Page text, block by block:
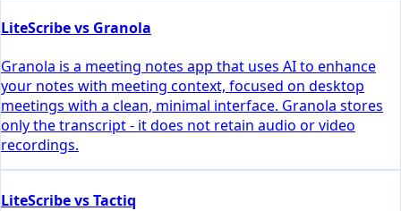
LiteScribe vs Granola
Granola is a meeting notes app that uses AI to enhance
your notes with meeting context, focused on desktop
meetings with a clean, minimal interface. Granola stores
only the transcript - it does not retain audio or video
recordings.
LiteScribe vs Tactiq